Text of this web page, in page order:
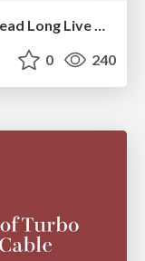
State of Search Keynote: SEO is Dead Long Live SEO
0 240